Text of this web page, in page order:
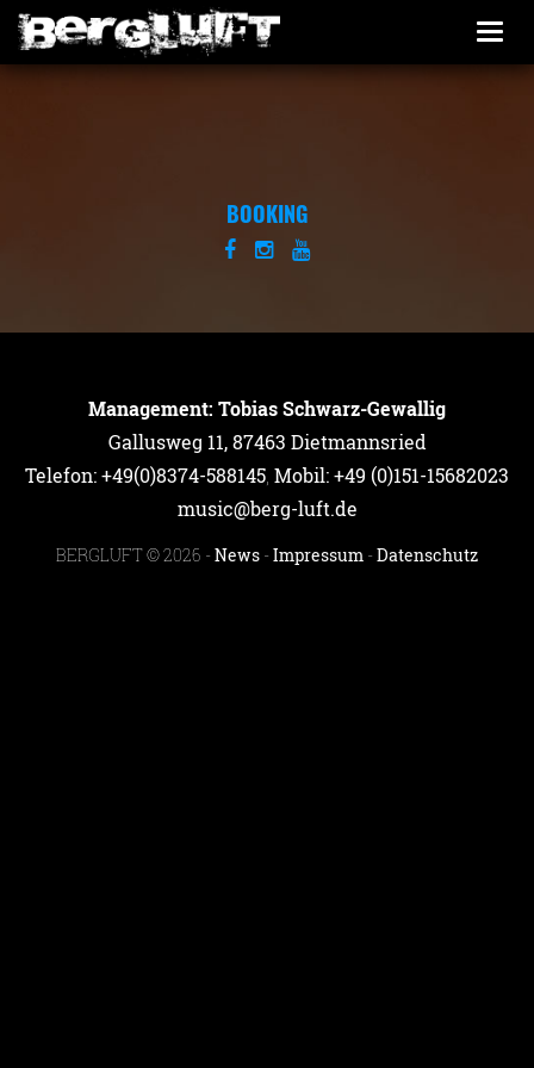
BOOKING
Management: Tobias Schwarz-Gewallig
Gallusweg 11, 87463 Dietmannsried
Telefon: +49(0)8374-588145 Mobil: +49 (0)151-15682023
music@berg-luft.de
BERGLUFT © 2026 -News -Impressum -Datenschutz